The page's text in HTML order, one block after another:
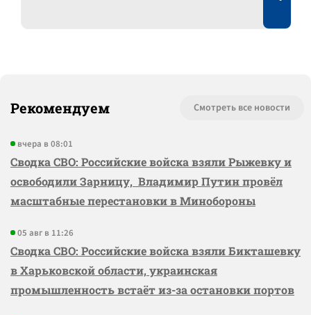
Рекомендуем Смотреть все новости
вчера в 08:01
Сводка СВО: Российские войска взяли Рыжевку и
освободили Зарницу, Владимир Путин провёл
масштабные перестановки в Минобороны
05 авг в 11:26
Сводка СВО: Российские войска взяли Бикташевку
в Харьковской области, украинская
промышленность встаёт из-за остановки портов